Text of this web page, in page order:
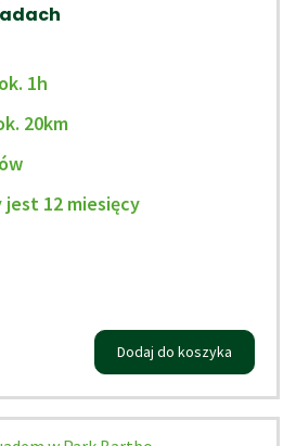
1h
20km
12 miesięcy
Dodaj do koszyka